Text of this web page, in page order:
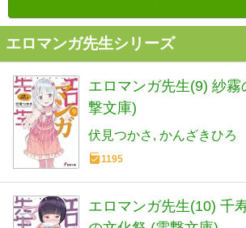
エロマンガ先生シリーズ
エロマンガ先生(9) 紗
撃文庫)
伏見つかさ かんざきひろ
1195
エロマンガ先生(10) 千